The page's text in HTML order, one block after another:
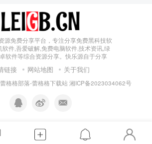
源免费分享平台，专注分享免费黑科技软
软件,吾爱破解,免费电脑软件,技术资讯,绿
软件等综合资源分享。快乐源自于分享
链接 网站地图 关于我们
蕾格格部落-蕾格格下载站 湘ICP备2023034062号